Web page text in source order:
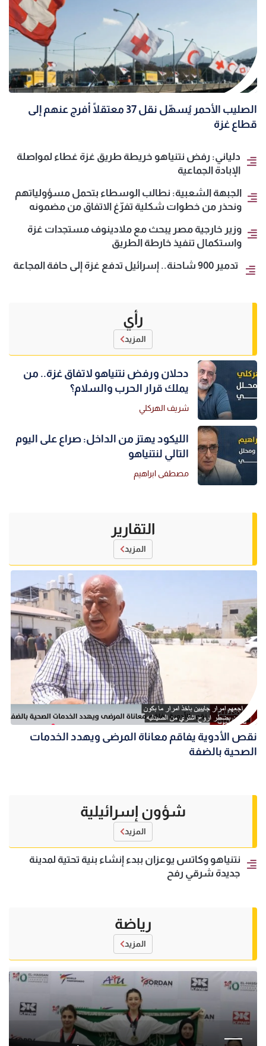
الصليب الأحمر يُسهّل نقل 37 معتقلًا أُفرج عنهم إلى
قطاع غزة
دلياني: رفض نتنياهو خريطة طريق غزة غطاء لمواصلة
الإبادة الجماعية
الجبهة الشعبية: نطالب الوسطاء بتحمل مسؤولياتهم
ونحذر من خطوات شكلية تفرّغ الاتفاق من مضمونه
وزير خارجية مصر يبحث مع ملادينوف مستجدات غزة
واستكمال تنفيذ خارطة الطريق
تدمير 900 شاحنة.. إسرائيل تدفع غزة إلى حافة المجاعة
رأي
المزيد
دحلان ورفض نتنياهو لاتفاق غزة.. من
يملك قرار الحرب والسلام؟
شريف الهركلي
الليكود يهتز من الداخل: صراع على اليوم
التالي لنتنياهو
مصطفى ابراهيم
التقارير
المزيد
نقص الأدوية يفاقم معاناة المرضى ويهدد الخدمات
الصحية بالضفة
شؤون إسرائيلية
المزيد
نتنياهو وكاتس يوعزان ببدء إنشاء بنية تحتية لمدينة
جديدة شرقي رفح
رياضة
المزيد